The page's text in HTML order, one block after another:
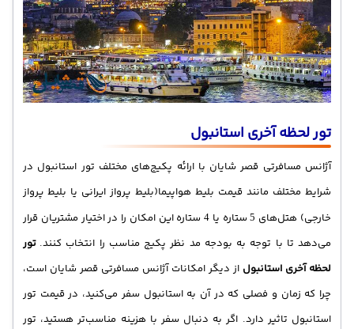
تور لحظه آخری استانبول
آژانس مسافرتی قصر شایان با ارائه پکیج‌های مختلف تور استانبول در
شرایط مختلف مانند قیمت بلیط هواپیما(بلیط پرواز ایرانی یا بلیط پرواز
خارجی) هتل‌های5ستاره یا 4ستاره این امکان را در اختیار مشتریان قرار
می‌دهد تا با توجه به بودجه مد نظر پکیج مناسب را انتخاب کنند.تور
لحظه آخری استانبولاز دیگر امکانات آژانس مسافرتی قصر شایان است،
چرا که زمان و فصلی که در آن به استانبول سفر می‌کنید، در قیمت تور
استانبول تاثیر دارد. اگر به دنبال سفر با هزینه مناسب‌تر هستید، تور